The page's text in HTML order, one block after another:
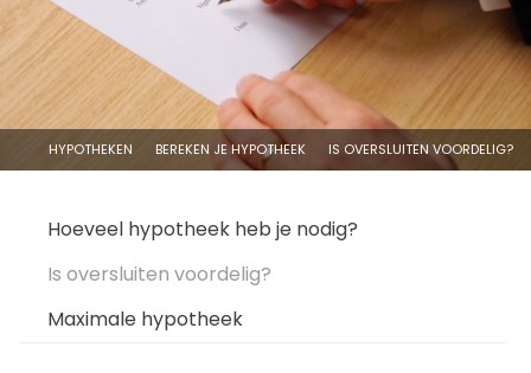
HYPOTHEKEN BEREKEN JE HYPOTHEEK IS OVERSLUITEN VOORDELIG?
Hoeveel hypotheek heb je nodig?
Is oversluiten voordelig?
Maximale hypotheek